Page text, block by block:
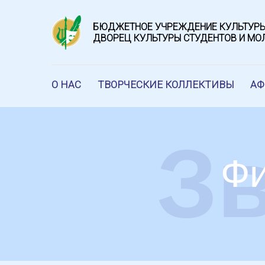
БЮДЖЕТНОЕ УЧРЕЖДЕНИЕ
ДВОРЕЦ КУЛЬТУРЫ СТУДЕНТОВ И
О НАС ТВОРЧЕСКИЕ КОЛЛЕКТИВЫ